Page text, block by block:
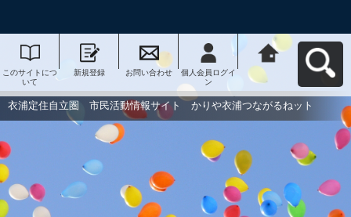
このサイトにつ
いて
新規登録 お問い合わせ
個人会員ログイ
ン
衣浦定住自立
圏 市民活動情
報サイト かり
や衣浦つながる
ねットへ戻る
衣浦定住自立圏 市民活動情報サイト かりや衣浦つながるねット